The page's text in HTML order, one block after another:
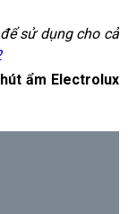
sử dụng cho cả
ẩm Electrolux